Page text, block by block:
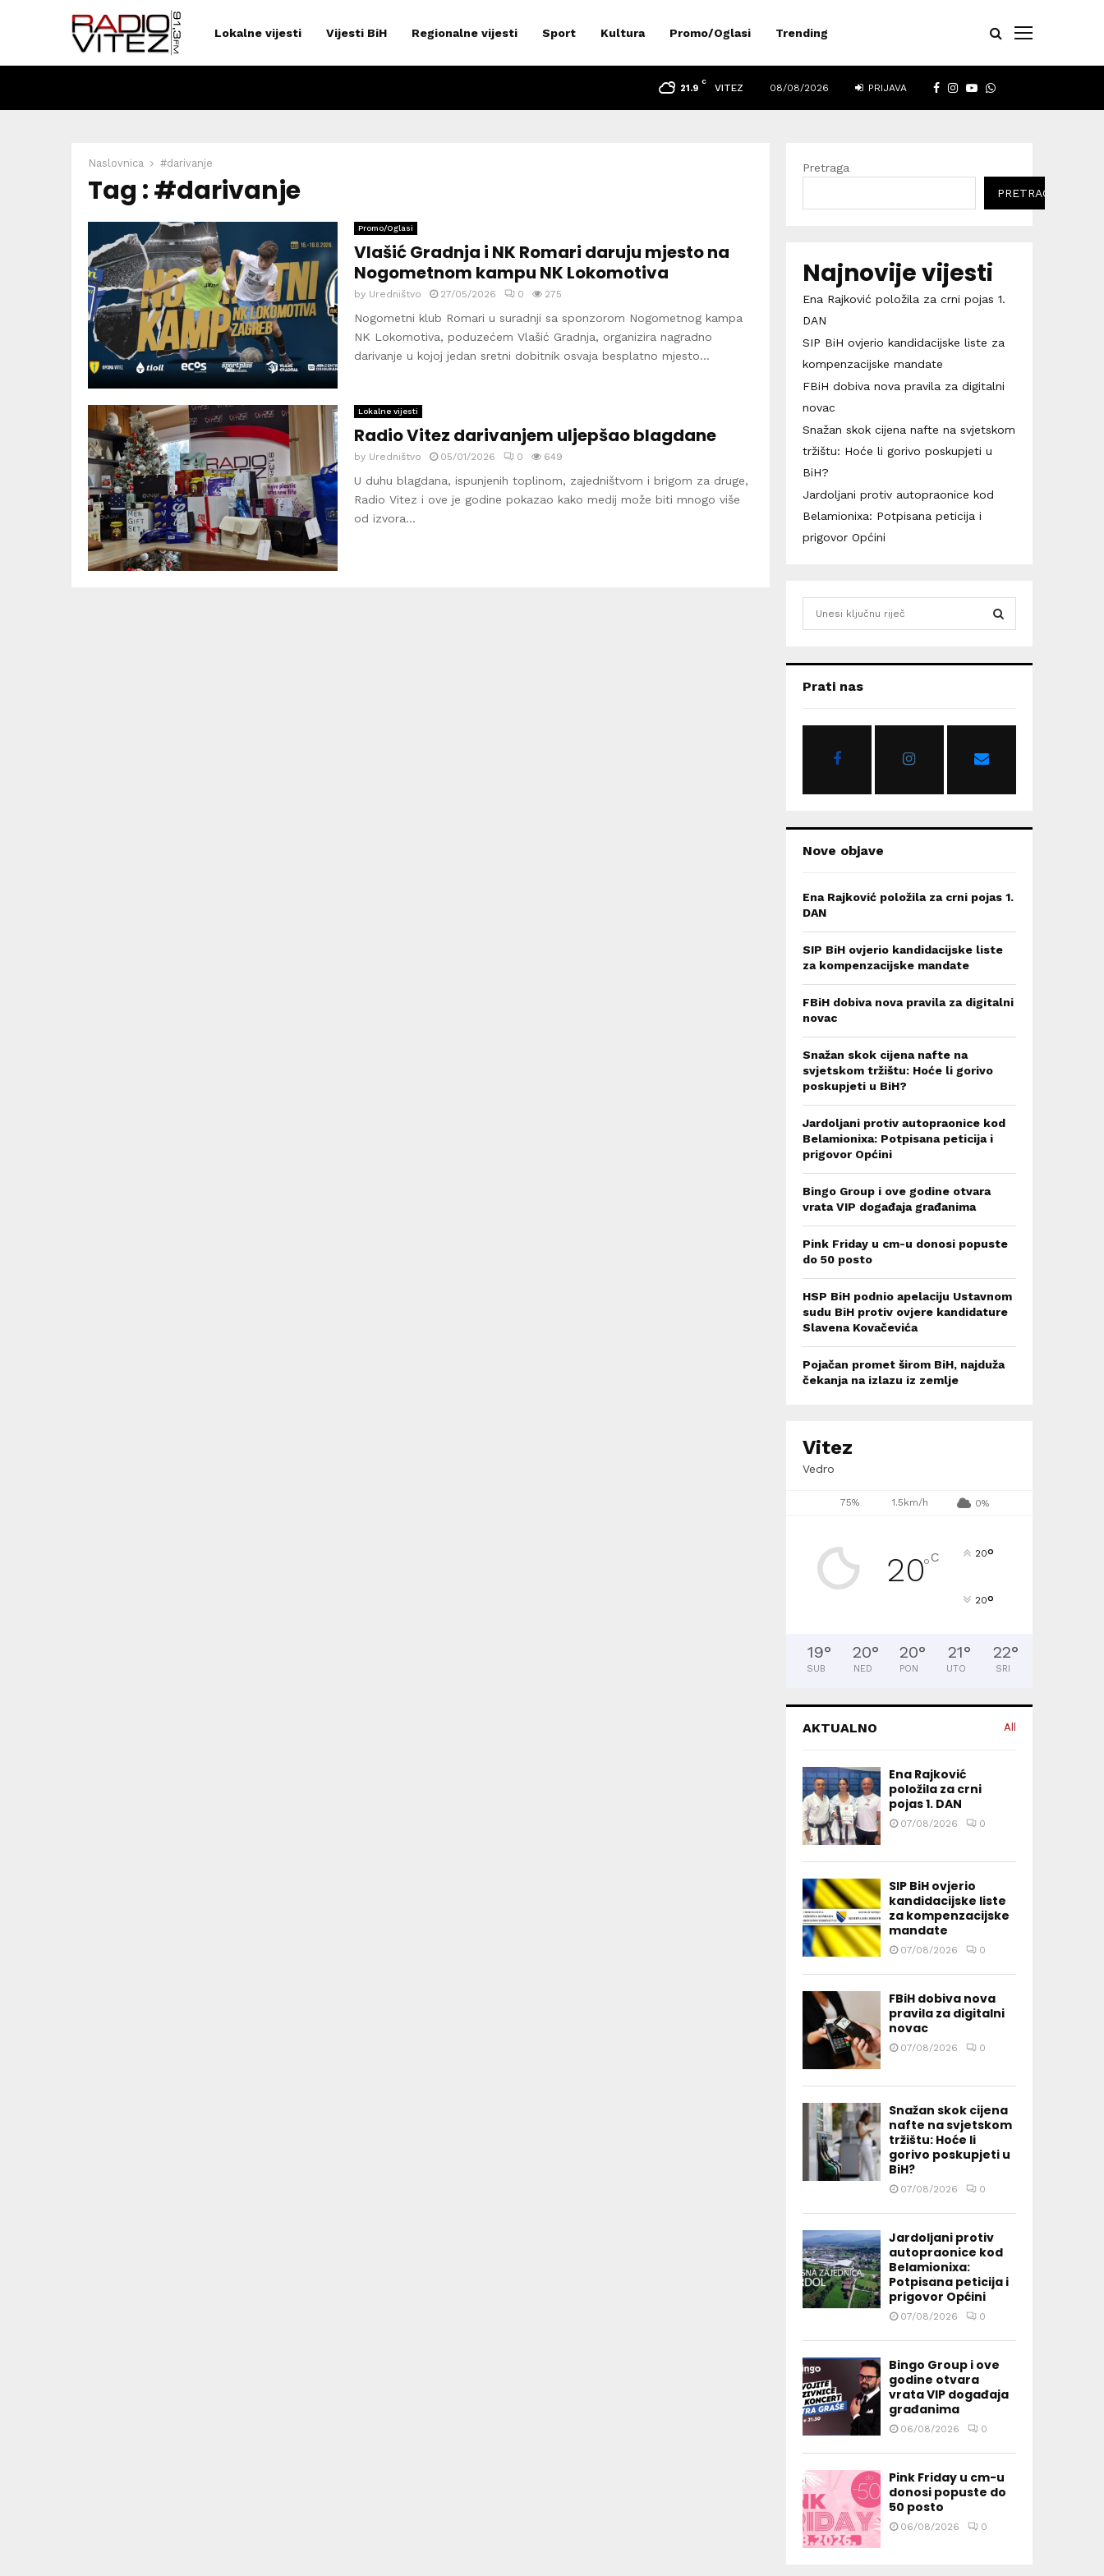
Lokalne vijesti Vijesti BiH Regionalne vijesti Sport Kultura Promo/Oglasi Trending
FACEBOOK
INSTAGRAM
YOUTUBE
WHATSAPP
21.9
C
VITEZ 08/08/2026 PRIJAVA
Naslovnica #darivanje
Tag : #darivanje
Promo/Oglasi
Vlašić Gradnja i NK Romari daruju mjesto na
Nogometnom kampu NK Lokomotiva
by Uredništvo 27/05/2026 0 275
Nogometni klub Romari u suradnji sa sponzorom Nogometnog kampa
NK Lokomotiva, poduzećem Vlašić Gradnja, organizira nagradno
darivanje u kojoj jedan sretni dobitnik osvaja besplatno mjesto...
Lokalne vijesti
Radio Vitez darivanjem uljepšao blagdane
by Uredništvo 05/01/2026 0 649
U duhu blagdana, ispunjenih toplinom, zajedništvom i brigom za druge,
Radio Vitez i ove je godine pokazao kako medij može biti mnogo više
od izvora...
Pretraga
PRETRAGA
Najnovije vijesti
Ena Rajković položila za crni pojas 1.
DAN
SIP BiH ovjerio kandidacijske liste za
kompenzacijske mandate
FBiH dobiva nova pravila za digitalni
novac
Snažan skok cijena nafte na svjetskom
tržištu: Hoće li gorivo poskupjeti u
BiH?
Jardoljani protiv autopraonice kod
Belamionixa: Potpisana peticija i
prigovor Općini
h
o
Prati nas
Nove objave
Ena Rajković položila za crni pojas 1.
DAN
SIP BiH ovjerio kandidacijske liste
za kompenzacijske mandate
FBiH dobiva nova pravila za digitalni
novac
Snažan skok cijena nafte na
svjetskom tržištu: Hoće li gorivo
poskupjeti u BiH?
Jardoljani protiv autopraonice kod
Belamionixa: Potpisana peticija i
prigovor Općini
Bingo Group i ove godine otvara
vrata VIP događaja građanima
Pink Friday u cm-u donosi popuste
do 50 posto
HSP BiH podnio apelaciju Ustavnom
sudu BiH protiv ovjere kandidature
Slavena Kovačevića
Pojačan promet širom BiH, najduža
čekanja na izlazu iz zemlje
Vitez
Vedro
75% 1.5km/h 0%
20°C 20°
20°
19°
SUB
20°
NED
20°
PON
21°
UTO
22°
SRI
AKTUALNO All
Ena Rajković
položila za crni
pojas 1. DAN
07/08/2026 0
SIP BiH ovjerio
kandidacijske liste
za kompenzacijske
mandate
07/08/2026 0
FBiH dobiva nova
pravila za digitalni
novac
07/08/2026 0
Snažan skok cijena
nafte na svjetskom
tržištu: Hoće li
gorivo poskupjeti u
BiH?
07/08/2026 0
Jardoljani protiv
autopraonice kod
Belamionixa:
Potpisana peticija i
prigovor Općini
07/08/2026 0
Bingo Group i ove
godine otvara
vrata VIP događaja
građanima
06/08/2026 0
Pink Friday u cm-u
donosi popuste do
50 posto
06/08/2026 0